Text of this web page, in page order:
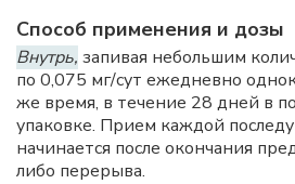
Способ применения и дозы
Внутрь, запивая небольшим
по 0,075 мг/сут ежедневно
же время, в течение 28 дней в
упаковке. Прием каждой
начинается после окончания
либо перерыва.